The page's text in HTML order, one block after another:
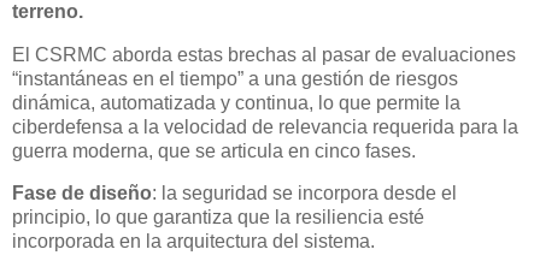
terreno.
El CSRMC aborda estas brechas al pasar de evaluaciones
“instantáneas en el tiempo” a una gestión de riesgos
dinámica, automatizada y continua, lo que permite la
ciberdefensa a la velocidad de relevancia requerida para la
guerra moderna, que se articula en cinco fases.
Fase de diseño: la seguridad se incorpora desde el
principio, lo que garantiza que la resiliencia esté
incorporada en la arquitectura del sistema.